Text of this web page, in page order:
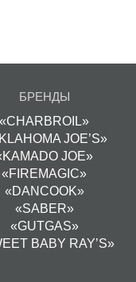
БРЕНДЫ
«CHARBROIL»
JOE’S»
JOE»
«FIREMAGIC»
«DANCOOK»
«SABER»
«GUTGAS»
BABY RAY’S»